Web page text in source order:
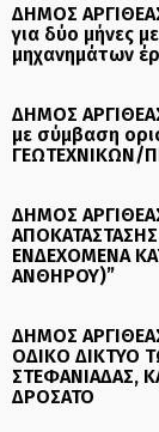
ΔΗΜΟΣ
για δύο μήνες
μηχανημάτων
ΔΗΜΟΣ
με σύμβαση
ΓΕΩΤΕΧΝΙΚΩΝ/
ΔΗΜΟΣ
ΕΝΔΕΧΟΜΕΝΑ
ΑΝΘΗΡΟΥ)”
ΔΗΜΟΣ
ΟΔΙΚΟ ΔΙΚΤΥΟ
ΣΤΕΦΑΝΙΑΔΑΣ,
ΔΡΟΣΑΤΟ